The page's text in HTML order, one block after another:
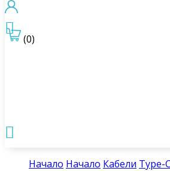
(0)


Начало Начало Кабели Type-